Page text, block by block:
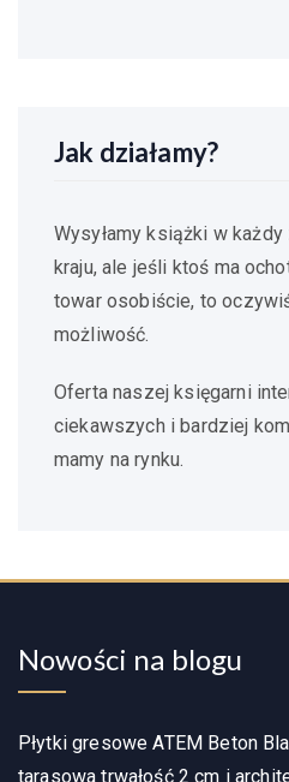
Jak działamy?
Wysyłamy książki w
kraju, ale jeśli ktoś ma
towar osobiście, to
możliwość.
Oferta naszej księgarni
ciekawszych i bardziej
mamy na rynku.
Nowości na blogu
Płytki gresowe ATEM Beton
tarasowa trwałość 2 cm i